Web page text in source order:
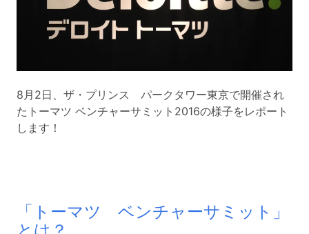
8月2日、ザ・プリンス パークタワー東京で開催され
たトーマツ ベンチャーサミット2016の様子をレポート
します！
「トーマツ ベンチャーサミット」